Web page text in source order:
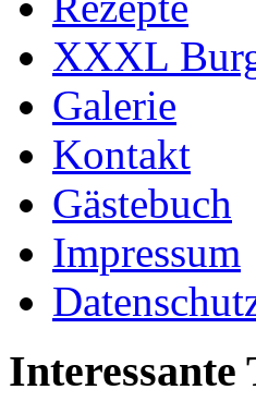
XXXL
Galerie
Kontakt
Gästebuch
Impressum
Interessante